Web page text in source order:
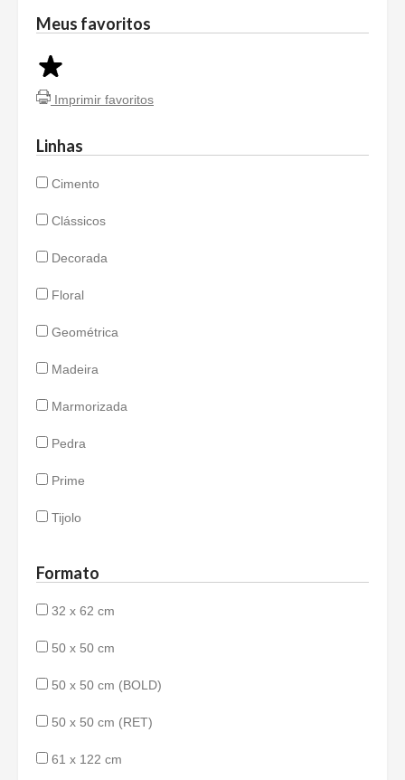
Meus favoritos
Imprimir favoritos
Linhas
Cimento
Clássicos
Decorada
Floral
Geométrica
Madeira
Marmorizada
Pedra
Prime
Tijolo
Formato
32 x 62 cm
50 x 50 cm
50 x 50 cm (BOLD)
50 x 50 cm (RET)
61 x 122 cm